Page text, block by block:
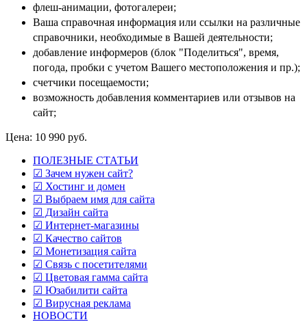
флеш-анимации, фотогалереи;
Ваша справочная информация или ссылки на различные
справочники, необходимые в Вашей деятельности;
добавление информеров (блок "Поделиться", время,
погода, пробки с учетом Вашего местоположения и пр.);
счетчики посещаемости;
возможность добавления комментариев или отзывов на
сайт;
Цена: 10 990 руб.
ПОЛЕЗНЫЕ СТАТЬИ
☑ Зачем нужен сайт?
☑ Хостинг и домен
☑ Выбраем имя для сайта
☑ Дизайн сайта
☑ Интернет-магазины
☑ Качество сайтов
☑ Монетизация сайта
☑ Связь с посетителями
☑ Цветовая гамма сайта
☑ Юзабилити сайта
☑ Вирусная реклама
НОВОСТИ